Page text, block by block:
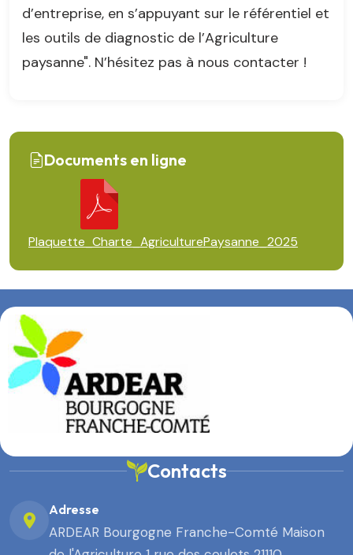
d’entreprise, en s’appuyant sur le référentiel et
les outils de diagnostic de l’Agriculture
paysanne". N’hésitez pas à nous contacter !
Documents en ligne
Plaquette_Charte_AgriculturePaysanne_2025
Contacts
Adresse
ARDEAR Bourgogne Franche-Comté Maison